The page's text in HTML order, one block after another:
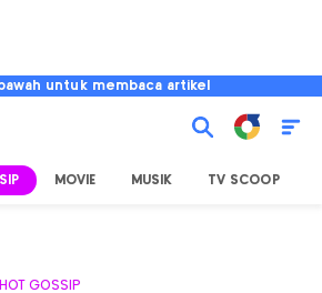
untuk membaca artikel
MOVIE MUSIK TV SCOOP
HOT GOSSIP